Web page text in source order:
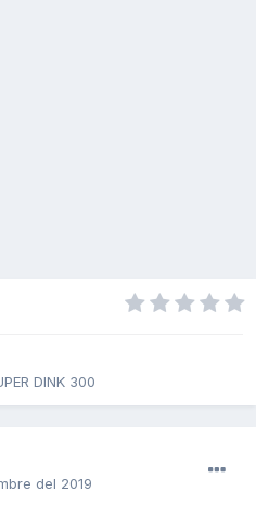
DINK 300
del 2019